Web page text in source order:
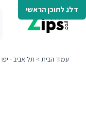
דלג לתוכן הראשי
עמוד הבית > תל אביב - יפו